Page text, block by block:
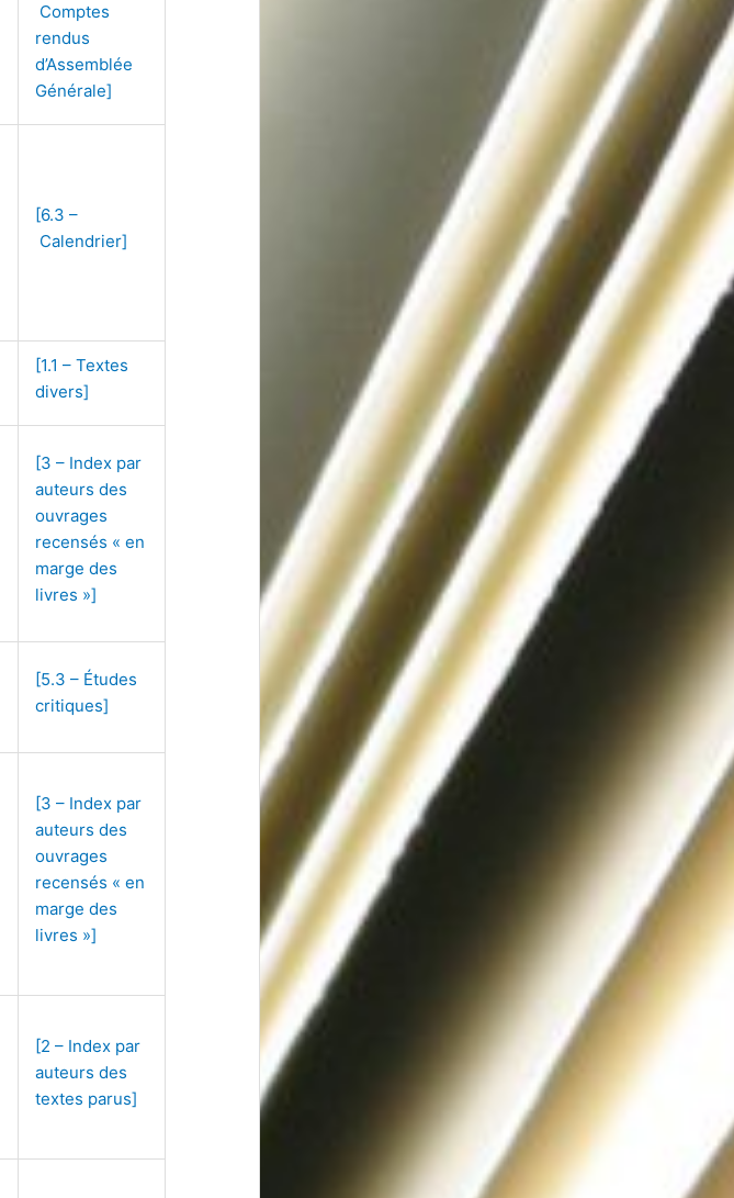
Comptes
rendus
d’Assemblée
Générale]
[6.3 –
Calendrier]
[1.1 – Textes
divers]
[3 – Index par
auteurs des
ouvrages
recensés « en
marge des
livres »]
[5.3 – Études
critiques]
[3 – Index par
auteurs des
ouvrages
recensés « en
marge des
livres »]
[2 – Index par
auteurs des
textes parus]